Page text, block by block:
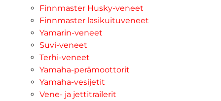
Finnmaster Husky-veneet
Finnmaster lasikuituveneet
Yamarin-veneet
Suvi-veneet
Terhi-veneet
Yamaha-perämoottorit
Yamaha-vesijetit
Vene- ja jettitrailerit